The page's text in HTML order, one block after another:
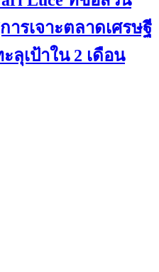
ารเจาะตลาดเศรษฐี
ลุเป้าใน 2 เดือน